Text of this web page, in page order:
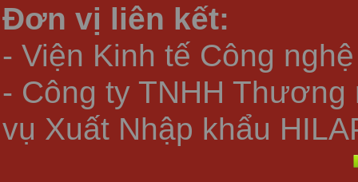
Đơn vị liên kết:
- Viện Kinh tế Công
- Công ty TNHH Thương
vụ Xuất Nhập khẩu